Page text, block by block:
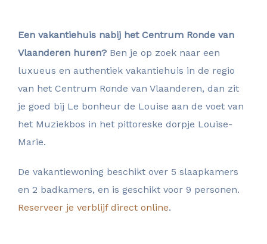
Een vakantiehuis nabij het Centrum Ronde van
Vlaanderen huren? Ben je op zoek naar een
luxueus en authentiek vakantiehuis in de regio
van het Centrum Ronde van Vlaanderen, dan zit
je goed bij Le bonheur de Louise aan de voet van
het Muziekbos in het pittoreske dorpje Louise-
Marie.
De vakantiewoning beschikt over 5 slaapkamers
en 2 badkamers, en is geschikt voor 9 personen.
Reserveer je verblijf direct online.